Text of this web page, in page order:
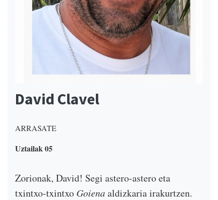
David Clavel
ARRASATE
Uztailak 05
Zorionak, David! Segi astero-astero eta
txintxo-txintxo Goienaaldizkaria irakurtzen.